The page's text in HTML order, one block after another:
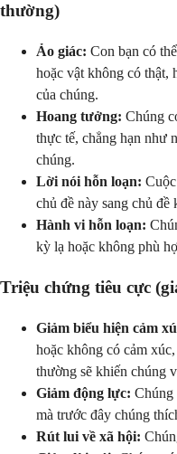
thường)
Ảo giác: Con bạn có
hoặc vật không có thật,
của chúng.
Hoang tưởng: Chúng
thực tế, chẳng hạn như
chúng.
Lời nói hỗn loạn:
chủ đề này sang chủ
Hành vi hỗn loạn:
kỳ lạ hoặc không phù
Triệu chứng tiêu cực
Giảm biểu hiện cảm
hoặc không có cảm
thường sẽ khiến chúng
Giảm động lực: Chúng
mà trước đây chúng
Rút lui về xã hội: